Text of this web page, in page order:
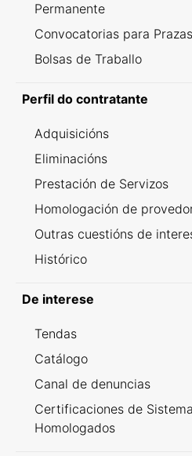
Permanente
Convocatorias para
Bolsas de Traballo
Perfil do contratante
Adquisicións
Eliminacións
Prestación de Servizos
Homologación de
Outras cuestións de
Histórico
De interese
Tendas
Catálogo
Canal de denuncias
Certificaciones de
Homologados